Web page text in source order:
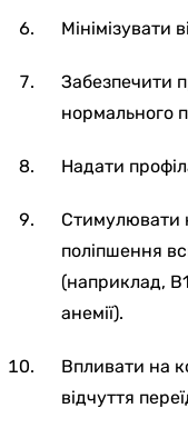
Мінімізувати
Забезпечити
нормального
Надати
Стимулювати
поліпшення
(наприклад,
анемії).
Впливати на
відчуття